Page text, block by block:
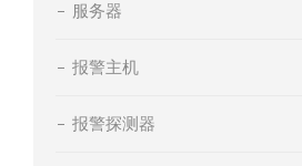
服务器
报警主机
报警探测器